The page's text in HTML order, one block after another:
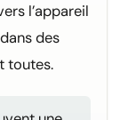
l’appareil
des
toutes.